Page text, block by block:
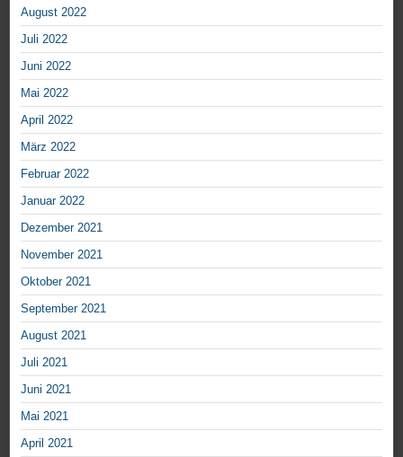
August 2022
Juli 2022
Juni 2022
Mai 2022
April 2022
März 2022
Februar 2022
Januar 2022
Dezember 2021
November 2021
Oktober 2021
September 2021
August 2021
Juli 2021
Juni 2021
Mai 2021
April 2021